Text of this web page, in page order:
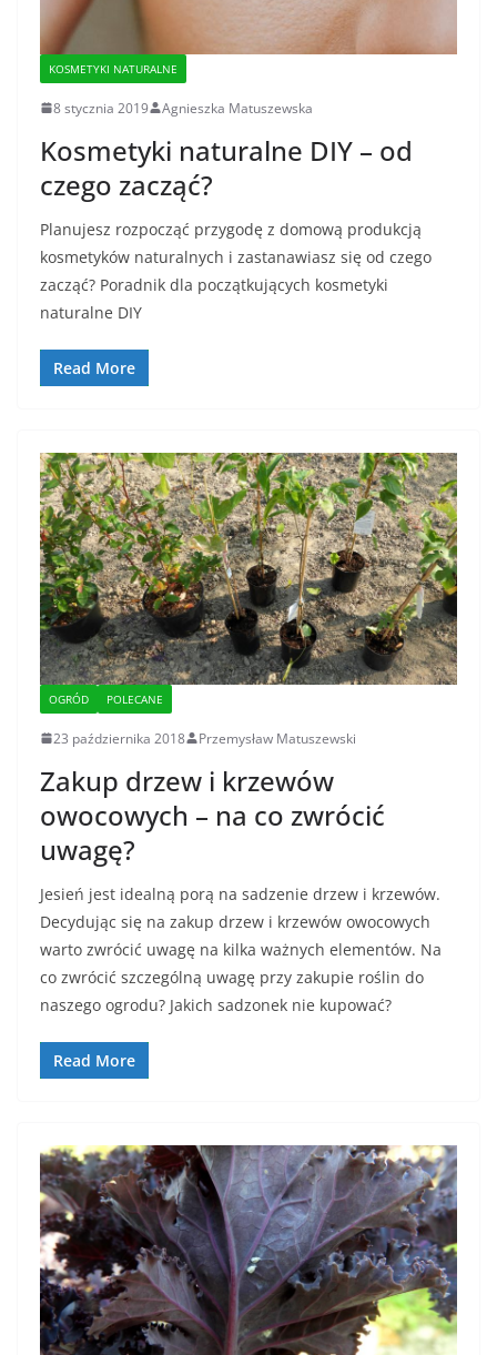
KOSMETYKI NATURALNE
8 stycznia 2019 Agnieszka Matuszewska
Kosmetyki naturalne DIY – od
czego zacząć?
Planujesz rozpocząć przygodę z domową produkcją
kosmetyków naturalnych i zastanawiasz się od czego
zacząć? Poradnik dla początkujących kosmetyki
naturalne DIY
Read More
OGRÓD POLECANE
23 października 2018 Przemysław Matuszewski
Zakup drzew i krzewów
owocowych – na co zwrócić
uwagę?
Jesień jest idealną porą na sadzenie drzew i krzewów.
Decydując się na zakup drzew i krzewów owocowych
warto zwrócić uwagę na kilka ważnych elementów. Na
co zwrócić szczególną uwagę przy zakupie roślin do
naszego ogrodu? Jakich sadzonek nie kupować?
Read More